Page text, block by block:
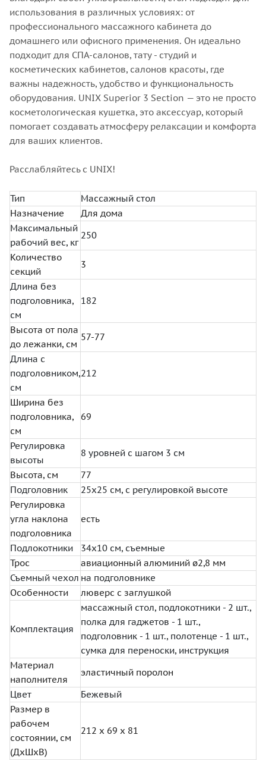
использования в различных условиях: от
профессионального массажного кабинета до
домашнего или офисного применения. Он идеально
подходит для СПА-салонов, тату - студий и
косметических кабинетов, салонов красоты, где
важны надежность, удобство и функциональность
оборудования. UNIX Superior 3 Section — это не просто
косметологическая кушетка, это аксессуар, который
помогает создавать атмосферу релаксации и комфорта
для ваших клиентов.
Расслабляйтесь с UNIX!
Тип
Массажный стол
Назначение
Для дома
Максимальный
рабочий вес, кг
250
Количество
секций
3
Длина без
подголовника,
см
182
Высота от пола
до лежанки, см
57-77
Длина с
подголовником,
см
212
Ширина без
подголовника,
см
69
Регулировка
высоты
8 уровней с шагом 3 см
Высота, см
77
Подголовник
25х25 см, с регулировкой высоте
Регулировка
угла наклона
подголовника
есть
Подлокотники
34х10 см, съемные
Трос
авиационный алюминий ø2,8 мм
Съемный чехол на подголовнике
Особенности
люверс с заглушкой
Комплектация
массажный стол, подлокотники - 2 шт.,
полка для гаджетов - 1 шт.,
подголовник - 1 шт., полотенце - 1 шт.,
сумка для переноски, инструкция
Материал
наполнителя
эластичный поролон
Цвет
Бежевый
Размер в
рабочем
состоянии, см
(ДхШхВ)
212 х 69 х 81